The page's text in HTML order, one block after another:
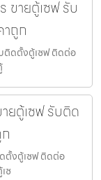
ขายตู้เซฟ รับ
ถูก
ติดตั้งตู้เซฟ ติดต่อ
ยตู้เซฟ รับติด
ตั้งตู้เซฟ ติดต่อ
ซ